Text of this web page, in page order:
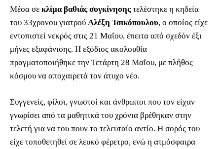
Μέσα σε κλίμα βαθιάς συγκίνησηςτελέστηκε η κηδεία
του 33χρονου γιατρού Αλέξη Τσικόπουλου, ο οποίος είχε
εντοπιστεί νεκρός στις 21 Μαΐου, έπειτα από σχεδόν έξι
μήνες εξαφάνισης. Η εξόδιος ακολουθία
πραγματοποιήθηκε την Τετάρτη 28 Μαΐου, με πλήθος
κόσμου να αποχαιρετά τον άτυχο νέο.
Συγγενείς, φίλοι, γνωστοί και άνθρωποι που τον είχαν
γνωρίσει από τα μαθητικά του χρόνια βρέθηκαν στην
τελετή για να του πουν το τελευταίο αντίο. Η σορός του
είχε τοποθετηθεί σε λευκό φέρετρο, ενώ η ατμόσφαιρα